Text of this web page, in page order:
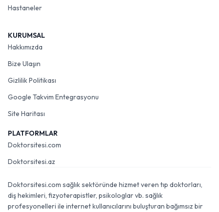
Hastaneler
KURUMSAL
Hakkımızda
Bize Ulaşın
Gizlilik Politikası
Google Takvim Entegrasyonu
Site Haritası
PLATFORMLAR
Doktorsitesi.com
Doktorsitesi.az
Doktorsitesi.com sağlık sektöründe hizmet veren tıp doktorları,
diş hekimleri, fizyoterapistler, psikologlar vb. sağlık
profesyonelleri ile internet kullanıcılarını buluşturan bağımsız bir